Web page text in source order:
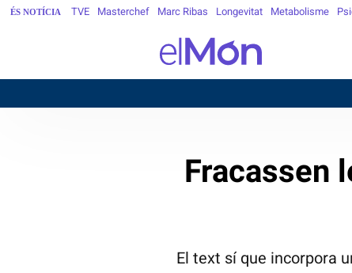
ÉS NOTÍCIA TVE Masterchef Marc Ribas Longevitat Metabolisme
Fracassen
El text sí que incorpora